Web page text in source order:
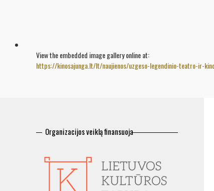
View the embedded image gallery online at:
https://kinosajunga.lt/lt/naujienos/uzgeso-legendinio-teatro-ir-
Organizacijos veiklą finansuoja